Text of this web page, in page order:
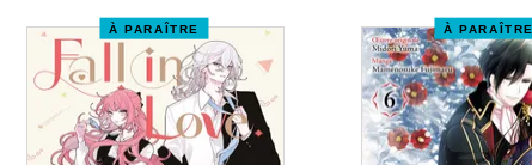
À PARAÎTRE À PARAÎTRE